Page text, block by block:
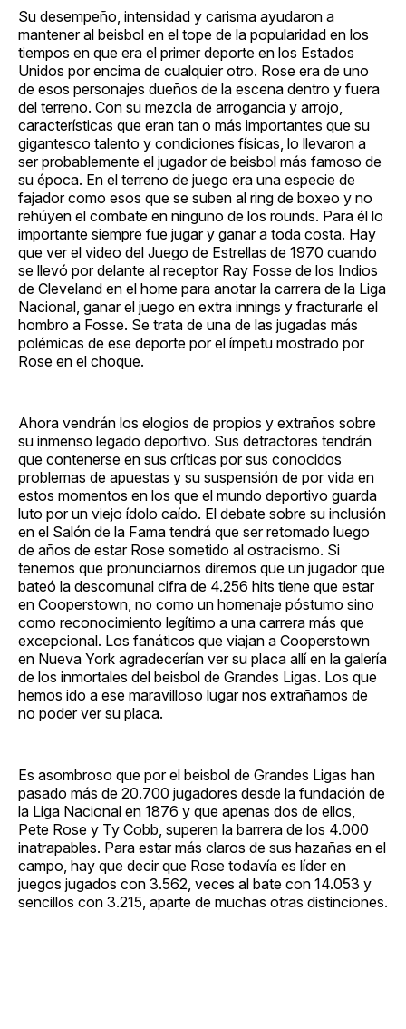
Su desempeño, intensidad y carisma ayudaron a
mantener al beisbol en el tope de la popularidad en los
tiempos en que era el primer deporte en los Estados
Unidos por encima de cualquier otro. Rose era de uno
de esos personajes dueños de la escena dentro y fuera
del terreno. Con su mezcla de arrogancia y arrojo,
características que eran tan o más importantes que su
gigantesco talento y condiciones físicas, lo llevaron a
ser probablemente el jugador de beisbol más famoso de
su época. En el terreno de juego era una especie de
fajador como esos que se suben al ring de boxeo y no
rehúyen el combate en ninguno de los rounds. Para él lo
importante siempre fue jugar y ganar a toda costa. Hay
que ver el video del Juego de Estrellas de 1970 cuando
se llevó por delante al receptor Ray Fosse de los Indios
de Cleveland en el home para anotar la carrera de la Liga
Nacional, ganar el juego en extra innings y fracturarle el
hombro a Fosse. Se trata de una de las jugadas más
polémicas de ese deporte por el ímpetu mostrado por
Rose en el choque.
Ahora vendrán los elogios de propios y extraños sobre
su inmenso legado deportivo. Sus detractores tendrán
que contenerse en sus críticas por sus conocidos
problemas de apuestas y su suspensión de por vida en
estos momentos en los que el mundo deportivo guarda
luto por un viejo ídolo caído. El debate sobre su inclusión
en el Salón de la Fama tendrá que ser retomado luego
de años de estar Rose sometido al ostracismo. Si
tenemos que pronunciarnos diremos que un jugador que
bateó la descomunal cifra de 4.256 hits tiene que estar
en Cooperstown, no como un homenaje póstumo sino
como reconocimiento legítimo a una carrera más que
excepcional. Los fanáticos que viajan a Cooperstown
en Nueva York agradecerían ver su placa allí en la galería
de los inmortales del beisbol de Grandes Ligas. Los que
hemos ido a ese maravilloso lugar nos extrañamos de
no poder ver su placa.
Es asombroso que por el beisbol de Grandes Ligas han
pasado más de 20.700 jugadores desde la fundación de
la Liga Nacional en 1876 y que apenas dos de ellos,
Pete Rose y Ty Cobb, superen la barrera de los 4.000
inatrapables. Para estar más claros de sus hazañas en el
campo, hay que decir que Rose todavía es líder en
juegos jugados con 3.562, veces al bate con 14.053 y
sencillos con 3.215, aparte de muchas otras distinciones.